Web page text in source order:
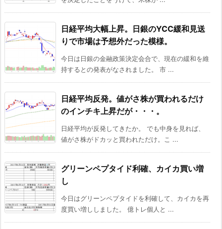
日経平均大幅上昇。日銀のYCC緩和見送
りで市場は予想外だった模様。
今日は日銀の金融政策決定会合で、現在の緩和を維
持するとの発表がなされました。 市 ...
日経平均反発。値がさ株が買われるだけ
のインチキ上昇だが・・・。
日経平均が反発してきたか。 でも中身を見れば、
値がさ株がドカッと買われただけ。こ ...
グリーンペプタイド利確、カイカ買い増
し
今日はグリーンペプタイドを利確して、カイカを再
度買い増ししました。 億トレ個人と ...